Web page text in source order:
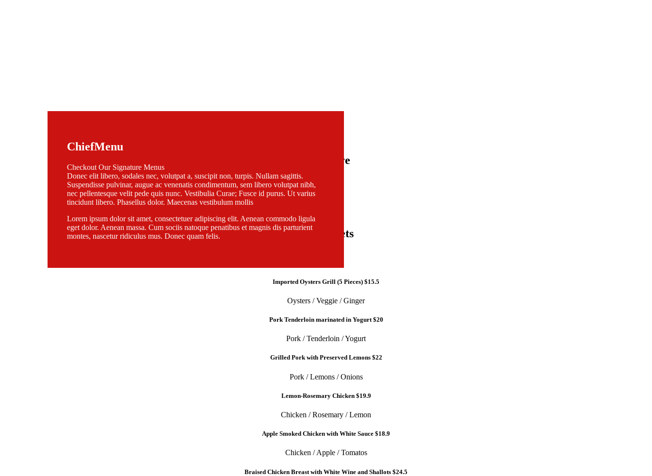
ChiefMenu
Checkout Our Signature Menus
Donec elit libero, sodales nec, volutpat a, suscipit non, turpis. Nullam sagittis.
Suspendisse pulvinar, augue ac venenatis condimentum, sem libero volutpat nibh,
nec pellentesque velit pede quis nunc. Vestibulia Curae; Fusce id purus. Ut varius
tincidunt libero. Phasellus dolor. Maecenas vestibulum mollis
Lorem ipsum dolor sit amet, consectetuer adipiscing elit. Aenean commodo ligula
eget dolor. Aenean massa. Cum sociis natoque penatibus et magnis dis parturient
montes, nascetur ridiculus mus. Donec quam felis.
Signature
Lunch Sets
Imported Oysters Grill (5 Pieces) $15.5
Oysters / Veggie / Ginger
Pork Tenderloin marinated in Yogurt $20
Pork / Tenderloin / Yogurt
Grilled Pork with Preserved Lemons $22
Pork / Lemons / Onions
Lemon-Rosemary Chicken $19.9
Chicken / Rosemary / Lemon
Apple Smoked Chicken with White Sauce $18.9
Chicken / Apple / Tomatos
Braised Chicken Breast with White Wine and Shallots $24.5